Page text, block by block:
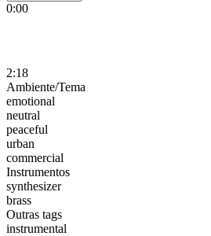
0:00
2:18
Ambiente/Tema
emotional
neutral
peaceful
urban
commercial
Instrumentos
synthesizer
brass
Outras tags
instrumental